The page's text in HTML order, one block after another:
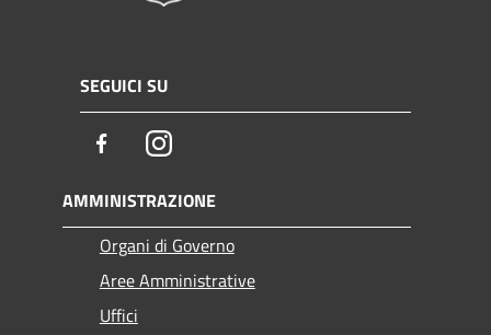
SEGUICI SU
FacebookInstagram
AMMINISTRAZIONE
Organi di Governo
Aree Amministrative
Uffici